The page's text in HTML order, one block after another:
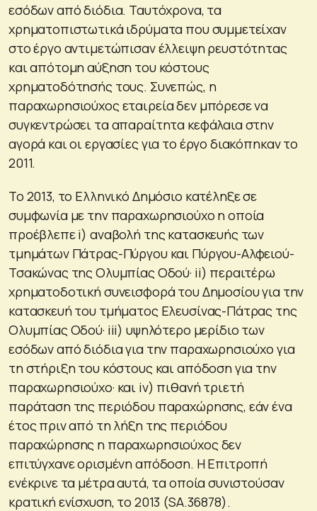
εσόδων από διόδια. Ταυτόχρονα, τα
χρηματοπιστωτικά ιδρύματα που συμμετείχαν
στο έργο αντιμετώπισαν έλλειψη ρευστότητας
και απότομη αύξηση του κόστους
χρηματοδότησής τους. Συνεπώς, η
παραχωρησιούχος εταιρεία δεν μπόρεσε να
συγκεντρώσει τα απαραίτητα κεφάλαια στην
αγορά και οι εργασίες για το έργο διακόπηκαν το
2011.
Το 2013, το Ελληνικό Δημόσιο κατέληξε σε
συμφωνία με την παραχωρησιούχο η οποία
προέβλεπε i) αναβολή της κατασκευής των
τμημάτων Πάτρας-Πύργου και Πύργου-Αλφειού-
Τσακώνας της Ολυμπίας Οδού· ii) περαιτέρω
χρηματοδοτική συνεισφορά του Δημοσίου για την
κατασκευή του τμήματος Ελευσίνας-Πάτρας της
Ολυμπίας Οδού· iii) υψηλότερο μερίδιο των
εσόδων από διόδια για την παραχωρησιούχο για
τη στήριξη του κόστους και απόδοση για την
παραχωρησιούχο· και iv) πιθανή τριετή
παράταση της περιόδου παραχώρησης, εάν ένα
έτος πριν από τη λήξη της περιόδου
παραχώρησης η παραχωρησιούχος δεν
επιτύγχανε ορισμένη απόδοση. Η Επιτροπή
ενέκρινε τα μέτρα αυτά, τα οποία συνιστούσαν
κρατική ενίσχυση, το 2013 (SA.36878).